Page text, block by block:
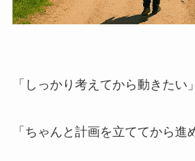
「しっかり考えてから動きたい」
「ちゃんと計画を立ててから進